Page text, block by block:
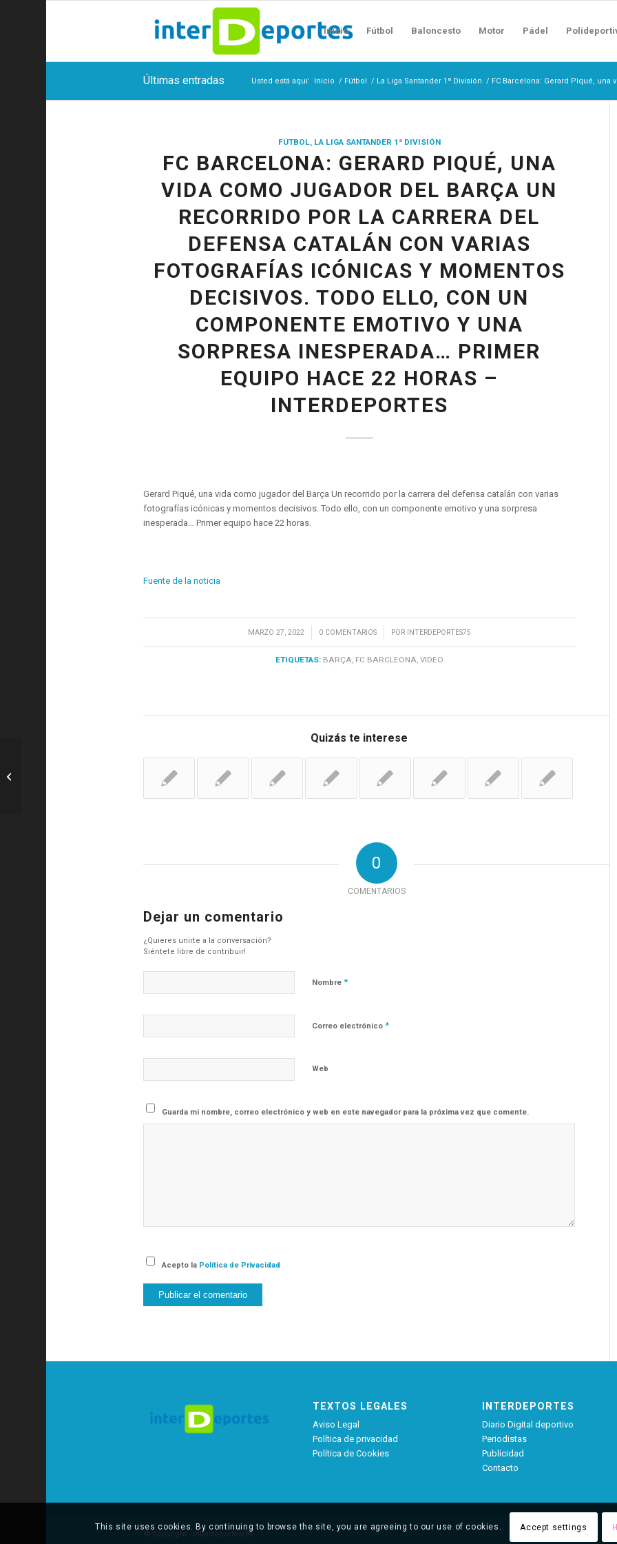
Inicio Fútbol Baloncesto Motor Pádel
Últimas entradas Usted está aquí: Inicio / Fútbol / La Liga Santander 1ª División / FC Barcelona: Gerard Piqué,
FÚTBOL, LA LIGA SANTANDER 1ª DIVISIÓN
FC BARCELONA: GERARD PIQUÉ, UNA
VIDA COMO JUGADOR DEL BARÇA UN
RECORRIDO POR LA CARRERA DEL
DEFENSA CATALÁN CON VARIAS
FOTOGRAFÍAS ICÓNICAS Y MOMENTOS
DECISIVOS. TODO ELLO, CON UN
COMPONENTE EMOTIVO Y UNA
SORPRESA INESPERADA… PRIMER
EQUIPO HACE 22 HORAS –
INTERDEPORTES
Gerard Piqué, una vida como jugador del Barça Un recorrido por la carrera del defensa catalán con varias
fotografías icónicas y momentos decisivos. Todo ello, con un componente emotivo y una sorpresa
inesperada… Primer equipo hace 22 horas.
Fuente de la noticia
MARZO 27, 2022
/ 0 COMENTARIOS
/ POR INTERDEPORTES75
ETIQUETAS: BARÇA, FC BARCLEONA, VIDEO
Quizás te interese
0
COMENTARIOS
Dejar un comentario
¿Quieres unirte a la conversación?
Siéntete libre de contribuir!
Nombre *
Correo electrónico *
Web
Guarda mi nombre, correo electrónico y web en este navegador para la próxima vez que comente.
Acepto la Política de Privacidad
TEXTOS LEGALES
Aviso Legal
Política de privacidad
Política de Cookies
INTERDEPORTES
Diario Digital deportivo
Periodistas
Publicidad
Contacto
© Copyright - Interdeportes(R)
https://descargapwebrealmadrid.akamaized.net/2022/03/26/2b4a382d-
9401-435a-a8fd-09aa58163bfe_1000k.mp4 ...
This site uses cookies. By continuing to browse the site, you are agreeing to our use of cookies. Accept settings